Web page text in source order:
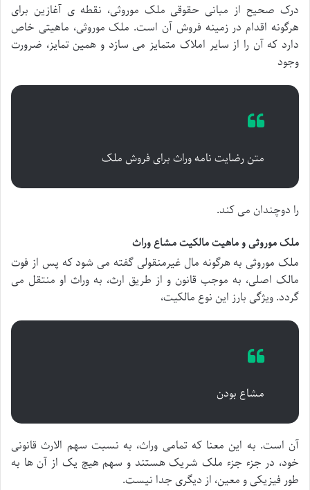
درک صحیح از مبانی حقوقی ملک موروثی، نقطه ی آغازین برای
هرگونه اقدام در زمینه فروش آن است. ملک موروثی، ماهیتی خاص
دارد که آن را از سایر املاک متمایز می سازد و همین تمایز، ضرورت
وجود
متن رضایت نامه وراث برای فروش ملک
را دوچندان می کند.
ملک موروثی و ماهیت مالکیت مشاع وراث
ملک موروثی به هرگونه مال غیرمنقولی گفته می شود که پس از فوت
مالک اصلی، به موجب قانون و از طریق ارث، به وراث او منتقل می
گردد. ویژگی بارز این نوع مالکیت،
مشاع بودن
آن است. به این معنا که تمامی وراث، به نسبت سهم الارث قانونی
خود، در جزء جزء ملک شریک هستند و سهم هیچ یک از آن ها به
طور فیزیکی و معین، از دیگری جدا نیست.